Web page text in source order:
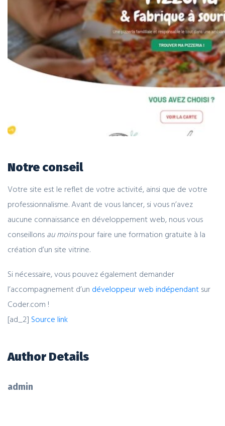
Notre conseil
Votre site est le reflet de votre activité, ainsi que de votre
professionnalisme. Avant de vous lancer, si vous n’avez
aucune connaissance en développement web, nous vous
conseillons au moinspour faire une formation gratuite à la
création d’un site vitrine.
Si nécessaire, vous pouvez également demander
l’accompagnement d’un développeur web indépendant sur
Coder.com !
[ad_2] Source link
Author Details
admin